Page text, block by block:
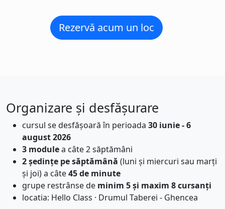
Rezervă acum un loc
Organizare și desfășurare
cursul se desfășoară în perioada 30 iunie - 6
august 2026
3 modulea câte 2 săptămâni
2 ședințe pe săptămână (luni și miercuri sau marți
și joi) a câte45 de minute
grupe restrânse de minim 5 și maxim 8 cursanți
locatia: Hello Class · Drumul Taberei - Ghencea